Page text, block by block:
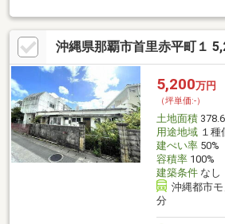
10分(約750m)・安里駅まで徒歩9分(約650m)
沖縄県那覇市首里赤平町１
5,200万円
（坪単価:-）
土地面積
用途地域１種
建ぺい率50%
容積率100%
建築条件なし
沖縄都市
分